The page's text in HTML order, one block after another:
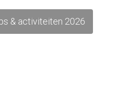
& activiteiten 2026